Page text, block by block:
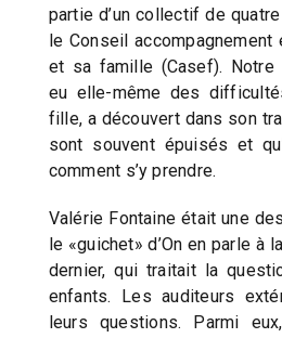
partie d’un collectif de
le Conseil accompagnement
et sa famille (Casef). Notre
eu elle-même des
fille, a découvert dans son
sont souvent épuisés et
comment s’y prendre.
Valérie Fontaine était une
le «guichet» d’On en parle à
dernier, qui traitait la
enfants. Les auditeurs
leurs questions. Parmi